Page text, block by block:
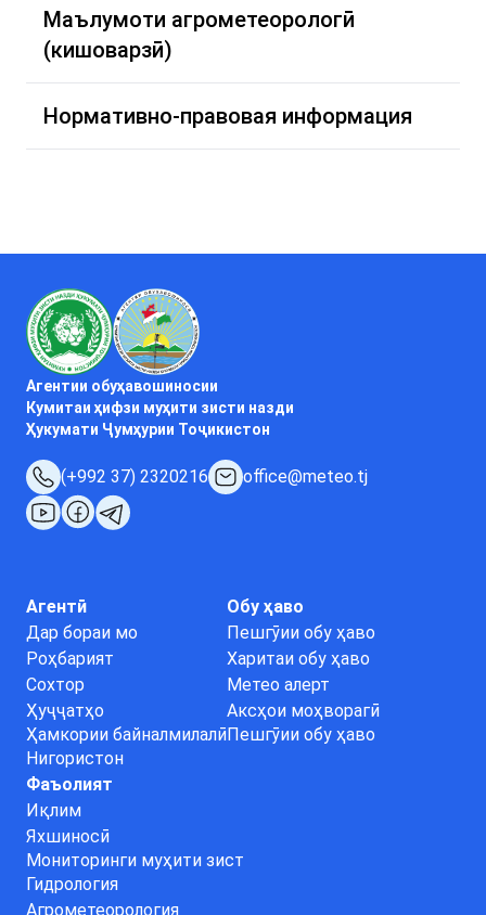
Маълумоти агрометеорологӣ
(кишоварзӣ)
Нормативно-правовая информация
Агентии обуҳавошиносии
Кумитаи ҳифзи муҳити зисти назди
Ҳукумати Ҷумҳурии Тоҷикистон
(+992 37) 2320216 office@meteo.tj
Агентӣ
Дар бораи мо
Роҳбарият
Сохтор
Ҳуҷҷатҳо
Ҳамкории байналмилалӣ
Нигористон
Обу ҳаво
Пешгӯии обу ҳаво
Харитаи обу ҳаво
Метео алерт
Аксҳои моҳворагӣ
Пешгӯии обу ҳаво
Фаъолият
Иқлим
Яхшиносӣ
Мониторинги муҳити зист
Гидрология
Агрометеорология